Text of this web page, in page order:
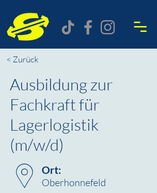
< Zurück
Ausbildung zur
Fachkraft für
Lagerlogistik
(m/w/d)
Ort:
Oberhonnefeld